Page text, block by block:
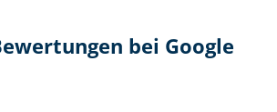
bei Google